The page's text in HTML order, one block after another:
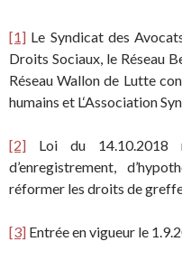
[1] Le Syndicat des
Droits Sociaux, le Réseau
Réseau Wallon de Lutte
humains et L‘Association
[2] Loi du 14.10.2018
d’enregistrement,
réformer les droits de
[3] Entrée en vigueur le